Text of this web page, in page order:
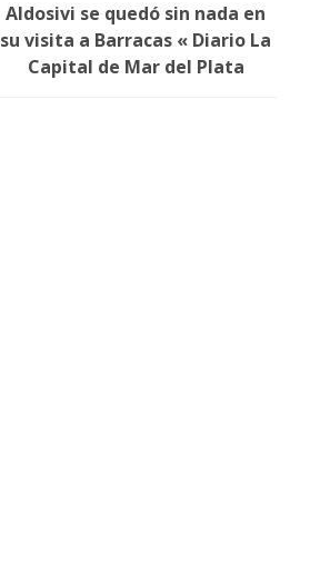
Aldosivi se quedó sin nada en
su visita a Barracas « Diario La
Capital de Mar del Plata